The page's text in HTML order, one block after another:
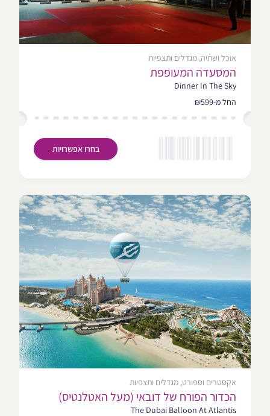
אוכל ושתיה, מגדלים ותצפיות
המסעדה המעופפת
Dinner In The Sky
החל מ-₪599
בחרו אפשרויות
אקסטרים וספורט, מגדלים ותצפיות
הכדור הפורח של דובאי (מעל האטלנטיס)
The Dubai Balloon At Atlantis